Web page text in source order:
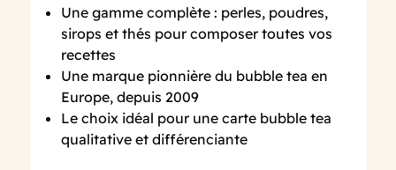
Une gamme complète : perles, poudres,
sirops et thés pour composer toutes vos
recettes
Une marque pionnière du bubble tea en
Europe, depuis 2009
Le choix idéal pour une carte bubble tea
qualitative et différenciante